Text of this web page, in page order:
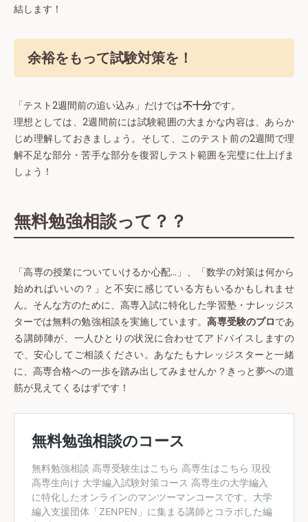
結します！
余裕をもって試験対策を！
「テスト2週間前の追い込み」だけでは不十分です。
理想としては、2週間前には試験範囲の大まかな内容は、あらか
じめ理解しておきましょう。そして、このテスト前の2週間で理
解不足な部分・苦手な部分を復習しテスト範囲を完璧に仕上げま
しょう！
無料勉強相談って？？
「高専の授業についていけるか心配…」、「数学の対策は何から
始めればいいの？」と不安に感じている方もいるかもしれませ
ん。そんな方のために、高専入試に特化した学習塾・ナレッジス
ターでは無料の勉強相談を実施しています。高専受験のプロであ
る講師陣が、一人ひとりの状況に合わせてアドバイスしますの
で、安心してご相談ください。あなたもナレッジスターと一緒
に、高専合格への一歩を踏み出してみませんか？きっと夢への道
筋が見えてくるはずです！